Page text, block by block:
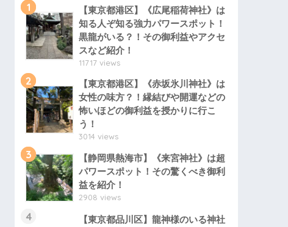
1
【東京都港区】《広尾稲荷神社》は
知る人ぞ知る強力パワースポット！
黒龍がいる？！その御利益やアクセ
スなど紹介！
11717 views
2
【東京都港区】《赤坂氷川神社》は
女性の味方？！縁結びや開運などの
怖いほどの御利益を授かりに行こ
う！
3014 views
3
【静岡県熱海市】《来宮神社》は超
パワースポット！その驚くべき御利
益を紹介！
2908 views
4
【東京都品川区】龍神様のいる神社